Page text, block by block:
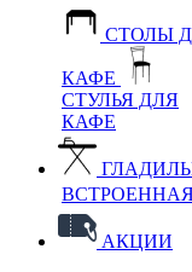
СТОЛЫ
КАФЕ
СТУЛЬЯ ДЛЯ
КАФЕ
АКЦИИ